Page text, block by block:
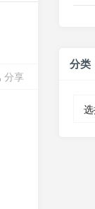
分享
分类